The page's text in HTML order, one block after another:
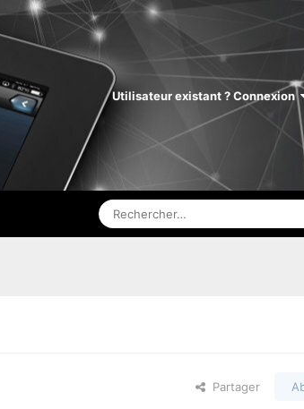
Utilisateur existant ? Connexion
Partager